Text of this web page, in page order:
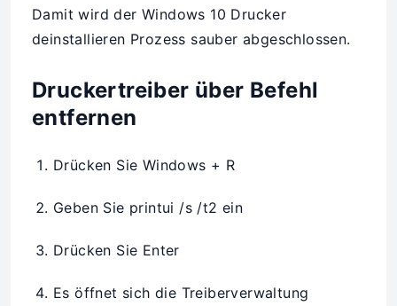
Damit wird der Windows 10 Drucker
deinstallieren Prozess sauber abgeschlossen.
Druckertreiber über Befehl
entfernen
Drücken Sie Windows + R
Geben Sie printui /s /t2 ein
Drücken Sie Enter
Es öffnet sich die Treiberverwaltung